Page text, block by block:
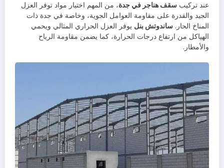
عند تركيب سقف هناجر في جدة، من المهم اختيار مواد توفر العزل
الجيد والقدرة على مقاومة العوامل الجوية، وخاصة في جدة ذات
المناخ الحار. ساندوتش بنل يوفر العزل الحراري المثالي ويحمي
الهياكل من ارتفاع درجات الحرارة، كما يضمن مقاومة الرياح
والأمطار.